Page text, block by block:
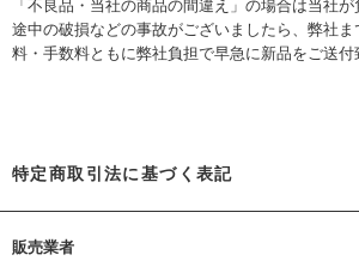
「不良品・当社の商品の間違え」の場合は当社
途中の破損などの事故がございましたら、弊社
料・手数料ともに弊社負担で早急に新品をご送付
特定商取引法に基づく表記
販売業者